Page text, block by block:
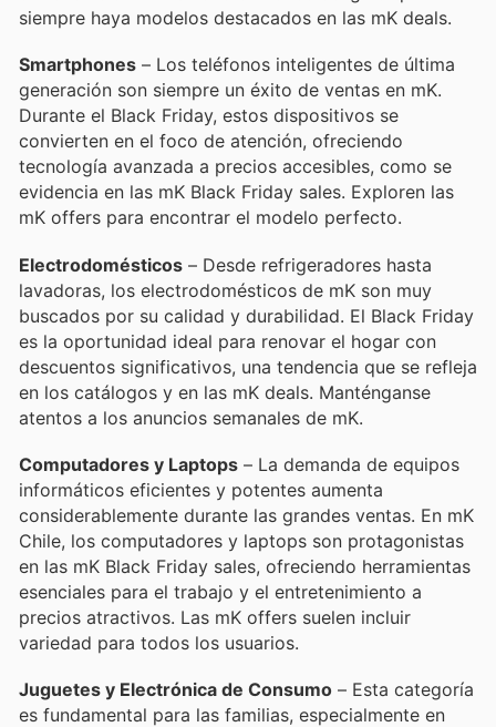
siempre haya modelos destacados en las mK deals.
Smartphones – Los teléfonos inteligentes de última
generación son siempre un éxito de ventas en mK.
Durante el Black Friday, estos dispositivos se
convierten en el foco de atención, ofreciendo
tecnología avanzada a precios accesibles, como se
evidencia en las mK Black Friday sales. Exploren las
mK offers para encontrar el modelo perfecto.
Electrodomésticos – Desde refrigeradores hasta
lavadoras, los electrodomésticos de mK son muy
buscados por su calidad y durabilidad. El Black Friday
es la oportunidad ideal para renovar el hogar con
descuentos significativos, una tendencia que se refleja
en los catálogos y en las mK deals. Manténganse
atentos a los anuncios semanales de mK.
Computadores y Laptops – La demanda de equipos
informáticos eficientes y potentes aumenta
considerablemente durante las grandes ventas. En mK
Chile, los computadores y laptops son protagonistas
en las mK Black Friday sales, ofreciendo herramientas
esenciales para el trabajo y el entretenimiento a
precios atractivos. Las mK offers suelen incluir
variedad para todos los usuarios.
Juguetes y Electrónica de Consumo – Esta categoría
es fundamental para las familias, especialmente en